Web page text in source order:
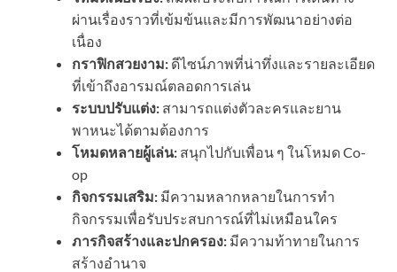
ผ่านเรื่องราวที่เข้มข้นและมีการพัฒนาอย่างต่อ
เนื่อง
กราฟิกสวยงาม: ดีไซน์ภาพที่น่าทึ่งและรายละเอียด
ที่เข้าถึงอารมณ์ตลอดการเล่น
ระบบปรับแต่ง: สามารถแต่งตัวละครและยาน
พาหนะได้ตามต้องการ
โหมดหลายผู้เล่น: สนุกไปกับเพื่อน ๆ ในโหมด Co-
op
กิจกรรมเสริม: มีความหลากหลายในการทำ
กิจกรรมเพื่อรับประสบการณ์ที่ไม่เหมือนใคร
ภารกิจสร้างและปกครอง: มีความท้าทายในการ
สร้างอำนาจ